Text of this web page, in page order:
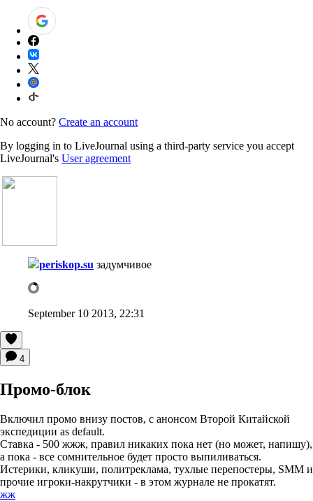
No account? Create an account
By logging in to LiveJournal using a third-party service you accept
LiveJournal's User agreement
periskop.su задумчивое
September 10 2013, 22:31
4
Промо-блок
Включил промо внизу постов, с анонсом Второй Китайской
экспедиции as default.
Ставка - 500 жжж, правил никаких пока нет (но может, напишу),
а пока - все сомнительное будет просто выпиливаться.
Истерики, кликуши, политреклама, тухлые перепостеры, SMM и
прочие игроки-накрутчики - в этом журнале не прокатят.
жж